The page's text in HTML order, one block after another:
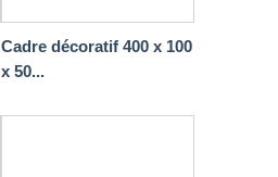
Cadre décoratif 400 x 100
x 50...